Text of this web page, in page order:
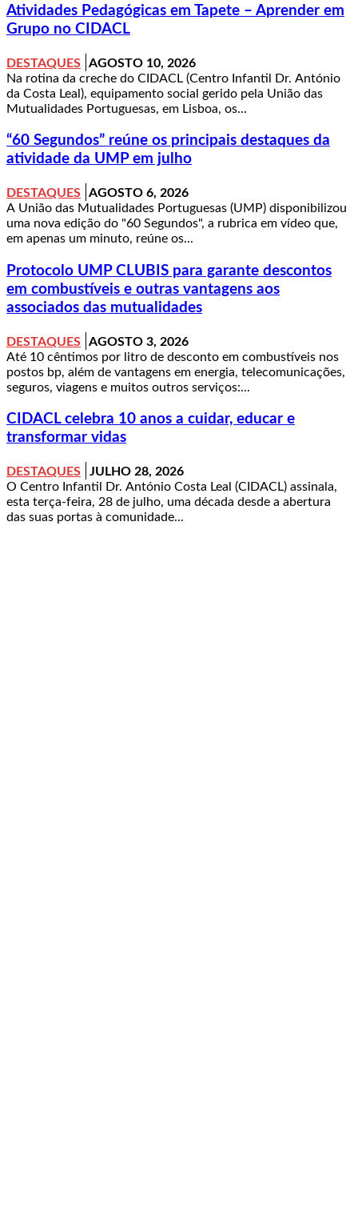
Atividades Pedagógicas em Tapete – Aprender em
Grupo no CIDACL
DESTAQUES
AGOSTO 10, 2026
Na rotina da creche do CIDACL (Centro Infantil Dr. António
da Costa Leal), equipamento social gerido pela União das
Mutualidades Portuguesas, em Lisboa, os...
“60 Segundos” reúne os principais destaques da
atividade da UMP em julho
DESTAQUES
AGOSTO 6, 2026
A União das Mutualidades Portuguesas (UMP) disponibilizou
uma nova edição do "60 Segundos", a rubrica em vídeo que,
em apenas um minuto, reúne os...
Protocolo UMP CLUBIS para garante descontos
em combustíveis e outras vantagens aos
associados das mutualidades
DESTAQUES
AGOSTO 3, 2026
Até 10 cêntimos por litro de desconto em combustíveis nos
postos bp, além de vantagens em energia, telecomunicações,
seguros, viagens e muitos outros serviços:...
CIDACL celebra 10 anos a cuidar, educar e
transformar vidas
DESTAQUES
JULHO 28, 2026
O Centro Infantil Dr. António Costa Leal (CIDACL) assinala,
esta terça-feira, 28 de julho, uma década desde a abertura
das suas portas à comunidade...